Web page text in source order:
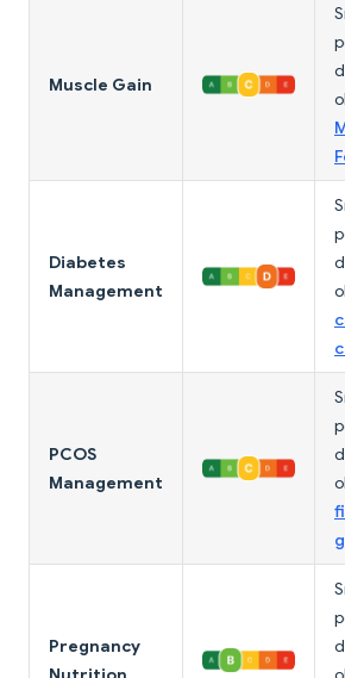
Muscle Gain
Diabetes
Management
PCOS
Management
Pregnancy